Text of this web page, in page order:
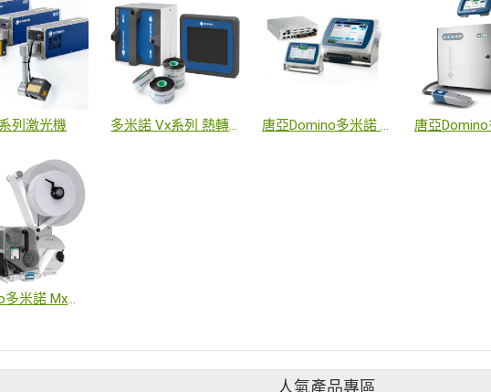
列激光機 多米諾 Vx系列 熱轉印 唐亞Domino多米諾 Gx系列 發泡式噴墨機
Domino多米諾 Mx系列Mx350i
人氣產品專區